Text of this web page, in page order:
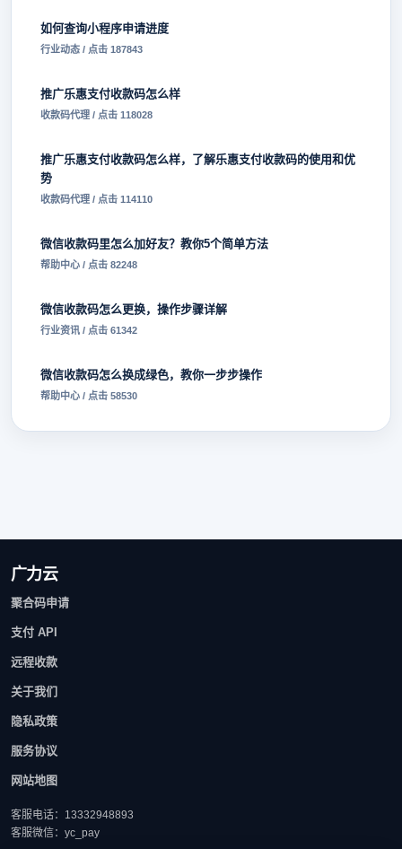
如何查询小程序申请进度
行业动态 / 点击 187843
推广乐惠支付收款码怎么样
收款码代理 / 点击 118028
推广乐惠支付收款码怎么样，了解乐惠支付收款码的使用和优
势
收款码代理 / 点击 114110
微信收款码里怎么加好友？教你5个简单方法
帮助中心 / 点击 82248
微信收款码怎么更换，操作步骤详解
行业资讯 / 点击 61342
微信收款码怎么换成绿色，教你一步步操作
帮助中心 / 点击 58530
广力云
聚合码申请
支付 API
远程收款
关于我们
隐私政策
服务协议
网站地图
客服电话：13332948893
客服微信：yc_pay